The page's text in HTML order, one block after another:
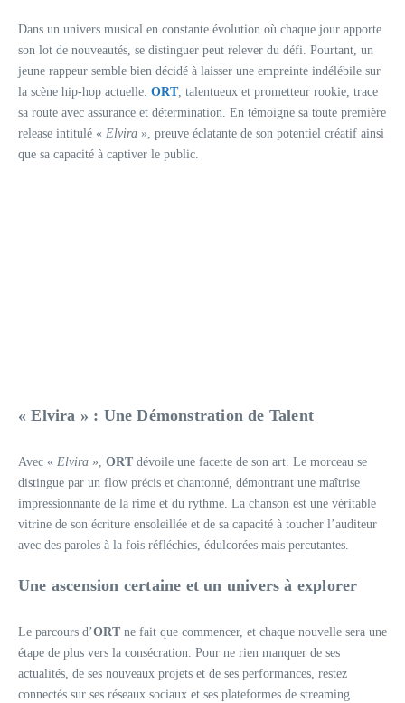
Dans un univers musical en constante évolution où chaque jour apporte
son lot de nouveautés, se distinguer peut relever du défi. Pourtant, un
jeune rappeur semble bien décidé à laisser une empreinte indélébile sur
la scène hip-hop actuelle. ORT, talentueux et prometteur rookie, trace
sa route avec assurance et détermination. En témoigne sa toute première
release intitulé « Elvira », preuve éclatante de son potentiel créatif ainsi
que sa capacité à captiver le public.
« Elvira » : Une Démonstration de Talent
Avec « Elvira », ORT dévoile une facette de son art. Le morceau se
distingue par un flow précis et chantonné, démontrant une maîtrise
impressionnante de la rime et du rythme. La chanson est une véritable
vitrine de son écriture ensoleillée et de sa capacité à toucher l’auditeur
avec des paroles à la fois réfléchies, édulcorées mais percutantes.
Une ascension certaine et un univers à explorer
Le parcours d’ORT ne fait que commencer, et chaque nouvelle sera une
étape de plus vers la consécration. Pour ne rien manquer de ses
actualités, de ses nouveaux projets et de ses performances, restez
connectés sur ses réseaux sociaux et ses plateformes de streaming.